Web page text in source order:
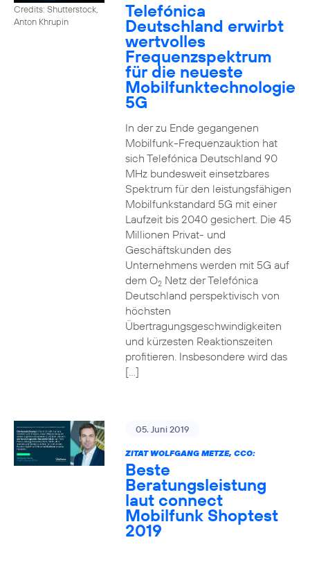
Credits: Shutterstock,
Anton Khrupin
Telefónica
Deutschland erwirbt
wertvolles
Frequenzspektrum
für die neueste
Mobilfunktechnologie
5G
In der zu Ende gegangenen
Mobilfunk-Frequenzauktion hat
sich Telefónica Deutschland 90
MHz bundesweit einsetzbares
Spektrum für den leistungsfähigen
Mobilfunkstandard 5G mit einer
Laufzeit bis 2040 gesichert. Die 45
Millionen Privat- und
Geschäftskunden des
Unternehmens werden mit 5G auf
dem O2Netz der Telefónica
Deutschland perspektivisch von
höchsten
Übertragungsgeschwindigkeiten
und kürzesten Reaktionszeiten
profitieren. Insbesondere wird das
[…]
05. Juni 2019
ZITAT WOLFGANG METZE, CCO:
Beste
Beratungsleistung
laut connect
Mobilfunk Shoptest
2019